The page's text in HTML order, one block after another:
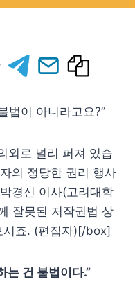
법이 아니라고요?”
외로 널리 퍼져 있습
의 정당한 권리 행사
박경신 이사(고려대학
잘못된 저작권법 상
시죠. (편집자)[/box]
는 건 불법이다.”